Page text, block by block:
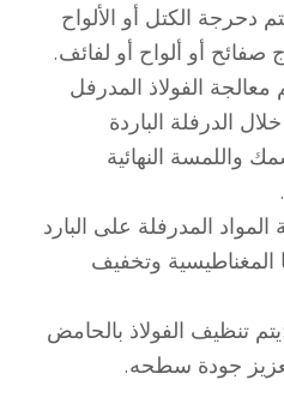
دحرجة الكتل أو الألواح
صفائح أو ألواح أو لفائف.
معالجة الفولاذ المدرفل
الدرفلة الباردة
واللمسة النهائية
المواد المدرفلة على البارد
وتخفيف
:يتم تنظيف الفولاذ بالحامض
جودة سطحه.